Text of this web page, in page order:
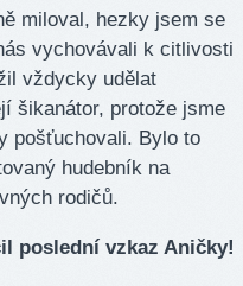
miloval, hezky jsem se
vychovávali k citlivosti
vždycky udělat
šikanátor, protože jsme
pošťuchovali. Bylo to
hudebník na
rodičů.
poslední vzkaz Aničky!